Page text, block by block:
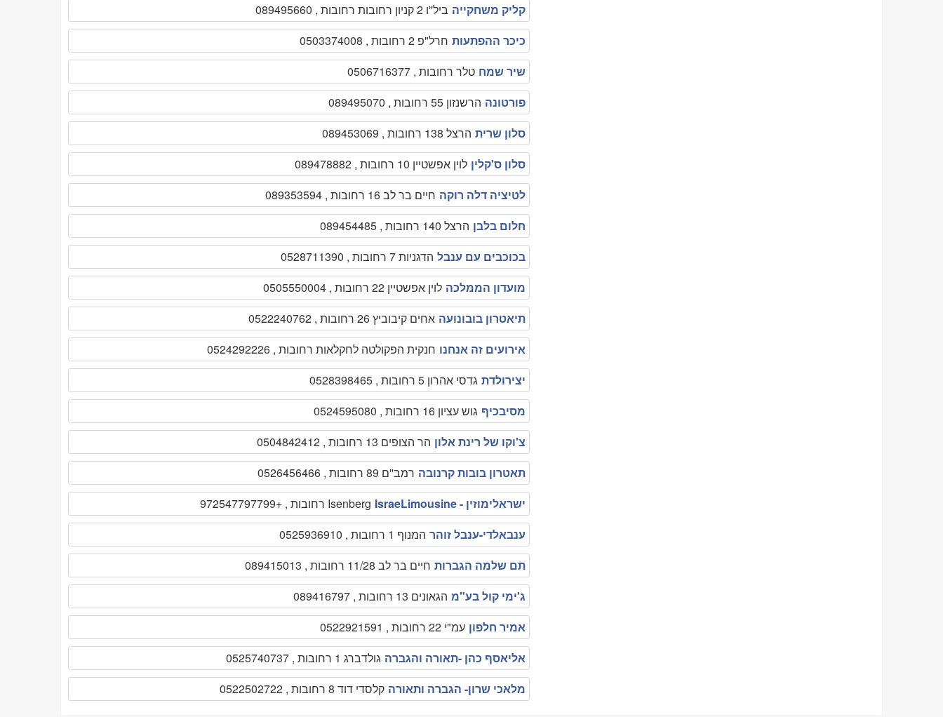
קליק משחקייה ביל''ו 2 קניון רחובות רחובות , 089495660
כיכר ההפתעות חרל"פ 2 רחובות , 0503374008
שיר שמח טלר רחובות , 0506716377
פורטונה הרשנזון 55 רחובות , 089495070
סלון שרית הרצל 138 רחובות , 089453069
סלון ס'קלין לוין אפשטיין 10 רחובות , 089478882
לטיציה דלה רוקה חיים בר לב 16 רחובות , 089353594
חלום בלבן הרצל 140 רחובות , 089454485
בכוכבים עם ענבל הדגניות 7 רחובות , 0528711390
מועדון הממלכה לוין אפשטיין 22 רחובות , 0505550004
תיאטרון בובונועה אחים קיבוביץ 26 רחובות , 0522240762
אירועים זה אנחנו חנקית הפקולטה לחקלאות רחובות , 0524292226
יצירולדת גדסי אהרון 5 רחובות , 0528398465
מסיבכיף גוש עציון 16 רחובות , 0524595080
צ'וקו של רינת אלון הר הצופים 13 רחובות , 0504842412
תאטרון בובות קרנובה רמב''ם 89 רחובות , 0526456466
ישראלימוזין - IsraeLimousine
Isenberg רחובות , +972547797799
ענבאלדי-ענבל זוהר המנוף 1 רחובות , 0525936910
תם שלמה הגברות חיים בר לב 11/28 רחובות , 089415013
ג'ימי קול בע"מ הגאונים 13 רחובות , 089416797
אמיר חלפון עמ"י 22 רחובות , 0522921591
אליאסף כהן -תאורה והגברה גולדברג 1 רחובות , 0525740737
מלאכי שרון- הגברה ותאורה קלסדי דוד 8 רחובות , 0522502722